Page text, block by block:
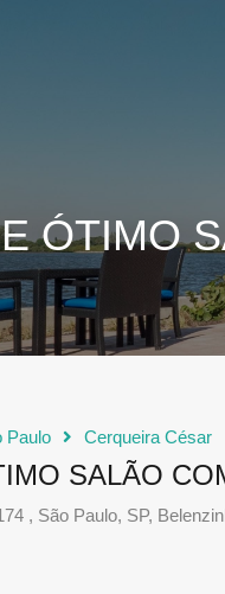
ÓTIMO
Paulo Cerqueira César
SALÃO
, São Paulo, SP,